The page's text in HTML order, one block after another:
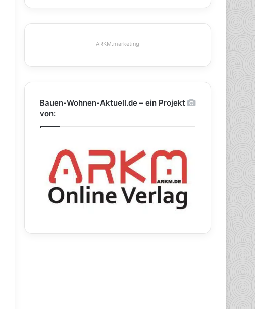
ARKM.marketing
Bauen-Wohnen-Aktuell.de – ein Projekt
von: